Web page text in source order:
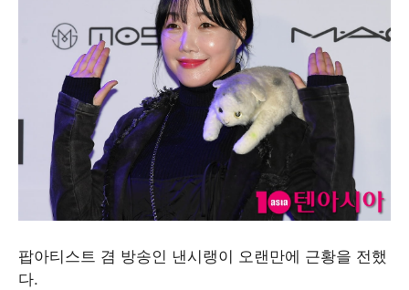
팝아티스트 겸 방송인 낸시랭이 오랜만에 근황을 전했
다.